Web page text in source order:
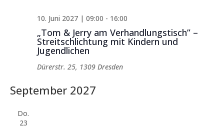
„Tom & Jerry am Verhandlungstisch” –
Streitschlichtung mit Kindern und
Jugendlichen
10. Juni 2027 | 09:00 - 16:00
Dürerstr. 25, 1309 Dresden
September 2027
Do.
23